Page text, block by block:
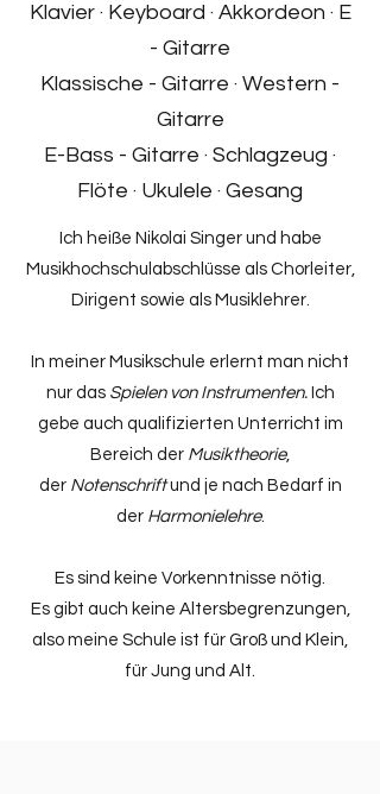
Klavier · Keyboard · Akkordeon · E
- Gitarre
Klassische - Gitarre · Western -
Gitarre
E-Bass - Gitarre · Schlagzeug ·
Flöte · Ukulele · Gesang
Ich heiße Nikolai Singer und habe
Musikhochschulabschlüsse als Chorleiter,
Dirigent sowie als Musiklehrer.
In meiner Musikschule erlernt man nicht
nur das Spielen von Instrumenten.Ich
gebe auch qualifizierten Unterricht im
Bereich der Musiktheorie,
der Notenschriftund je nach Bedarf in
der Harmonielehre.
Es sind keine Vorkenntnisse nötig.
Es gibt auch keine Altersbegrenzungen,
also meine Schule ist für Groß und Klein,
für Jung und Alt.